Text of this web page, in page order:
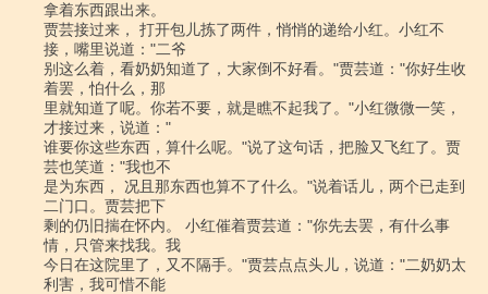
拿着东西跟出来。
贾芸接过来， 打开包儿拣了两件，悄悄的递给小红。小红不
接，嘴里说道："二爷
别这么着，看奶奶知道了，大家倒不好看。"贾芸道："你好生收
着罢，怕什么，那
里就知道了呢。你若不要，就是瞧不起我了。"小红微微一笑，
才接过来，说道："
谁要你这些东西，算什么呢。"说了这句话，把脸又飞红了。贾
芸也笑道："我也不
是为东西， 况且那东西也算不了什么。"说着话儿，两个已走到
二门口。贾芸把下
剩的仍旧揣在怀内。 小红催着贾芸道："你先去罢，有什么事
情，只管来找我。我
今日在这院里了，又不隔手。"贾芸点点头儿，说道："二奶奶太
利害，我可惜不能